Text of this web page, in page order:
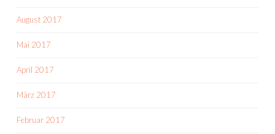
August 2017
Mai 2017
April 2017
März 2017
Februar 2017